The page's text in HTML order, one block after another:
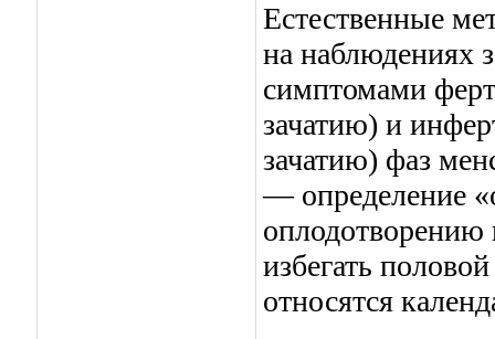
Естественные
на наблюдениях
симптомами
зачатию) и
зачатию) фаз
— определение
оплодотворению
избегать
относятся